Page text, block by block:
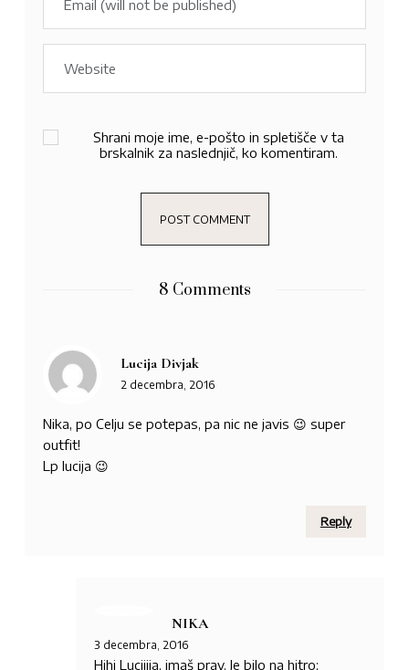
Shrani moje ime, e-pošto in spletišče v ta
brskalnik za naslednjič, ko komentiram.
8 Comments
Lucija Divjak
2 decembra, 2016
Nika, po Celju se potepas, pa nic ne javis 😉 super
outfit!
Lp lucija 😉
Reply
NIKA
3 decembra, 2016
Hihi Lucijija, imaš prav. Je bilo na hitro;